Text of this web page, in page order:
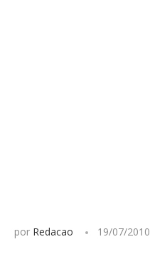
por Redacao 19/07/2010